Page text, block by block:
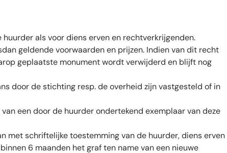
als voor diens erven en rechtverkrijgenden.
geldende voorwaarden en prijzen. Indien van dit recht
geplaatste monument wordt verwijderd en blijft nog
door de stichting resp. de overheid zijn vastgesteld of in
een door de huurder ondertekend exemplaar van deze
met schriftelijke toestemming van de huurder, diens erven
6 maanden het graf ten name van een nieuwe